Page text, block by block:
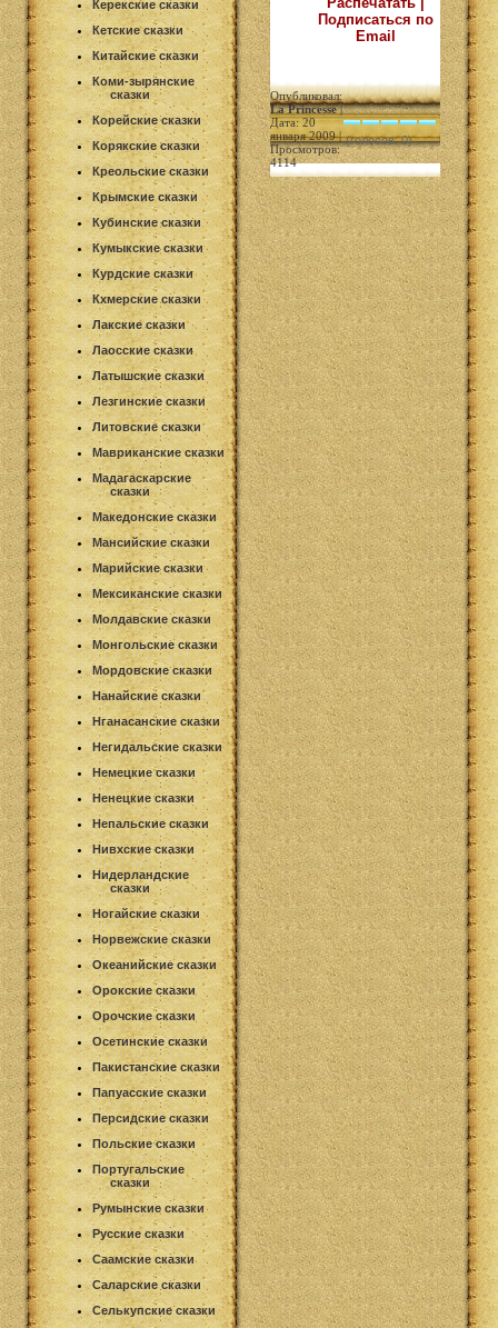
Керекские сказки
Кетские сказки
Китайские сказки
Коми-зырянские
сказки
Корейские сказки
Корякские сказки
Креольские сказки
Крымские сказки
Кубинские сказки
Кумыкские сказки
Курдские сказки
Кхмерские сказки
Лакские сказки
Лаосские сказки
Латышские сказки
Лезгинские сказки
Литовские сказки
Мавриканские сказки
Мадагаскарские
сказки
Македонские сказки
Мансийские сказки
Марийские сказки
Мексиканские сказки
Молдавские сказки
Монгольские сказки
Мордовские сказки
Нанайские сказки
Нганасанские сказки
Негидальские сказки
Немецкие сказки
Ненецкие сказки
Непальские сказки
Нивхские сказки
Нидерландские
сказки
Ногайские сказки
Норвежские сказки
Океанийские сказки
Орокские сказки
Орочские сказки
Осетинские сказки
Пакистанские сказки
Папуасские сказки
Персидские сказки
Польские сказки
Португальские
сказки
Румынские сказки
Русские сказки
Саамские сказки
Саларские сказки
Селькупские сказки
Подписаться по
Email
Опубликовал:
La Princesse|
Дата: 20
января 2009 |
Просмотров:
4114
(голосов: 0)